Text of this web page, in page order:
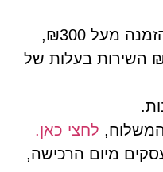
שליח עד הבית חינם בהזמנה מעל ₪300,
300 ₪ השירות בעלות של
לחצי כאן.
ימי עסקים מיום הרכישה,